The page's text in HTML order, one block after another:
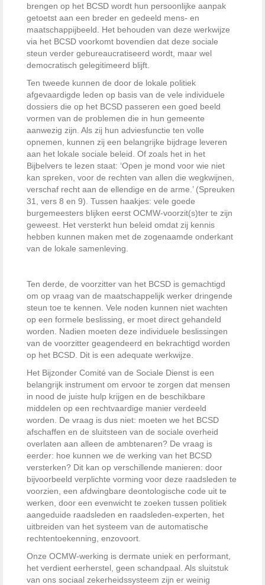
brengen op het BCSD wordt hun persoonlijke aanpak
getoetst aan een breder en gedeeld mens- en
maatschappijbeeld. Het behouden van deze werkwijze
via het BCSD voorkomt bovendien dat deze sociale
steun verder gebureaucratiseerd wordt, maar wel
democratisch gelegitimeerd blijft.
Ten tweede kunnen de door de lokale politiek
afgevaardigde leden op basis van de vele individuele
dossiers die op het BCSD passeren een goed beeld
vormen van de problemen die in hun gemeente
aanwezig zijn. Als zij hun adviesfunctie ten volle
opnemen, kunnen zij een belangrijke bijdrage leveren
aan het lokale sociale beleid. Of zoals het in het
Bijbelvers te lezen staat: ‘Open je mond voor wie niet
kan spreken, voor de rechten van allen die wegkwijnen,
verschaf recht aan de ellendige en de arme.’ (Spreuken
31, vers 8 en 9). Tussen haakjes: vele goede
burgemeesters blijken eerst OCMW-voorzit(s)ter te zijn
geweest. Het versterkt hun beleid omdat zij kennis
hebben kunnen maken met de zogenaamde onderkant
van de lokale samenleving.
Ten derde, de voorzitter van het BCSD is gemachtigd
om op vraag van de maatschappelijk werker dringende
steun toe te kennen. Vele noden kunnen niet wachten
op een formele beslissing, er moet direct gehandeld
worden. Nadien moeten deze individuele beslissingen
van de voorzitter geagendeerd en bekrachtigd worden
op het BCSD. Dit is een adequate werkwijze.
Het Bijzonder Comité van de Sociale Dienst is een
belangrijk instrument om ervoor te zorgen dat mensen
in nood de juiste hulp krijgen en de beschikbare
middelen op een rechtvaardige manier verdeeld
worden. De vraag is dus niet: moeten we het BCSD
afschaffen en de sluitsteen van de sociale overheid
overlaten aan alleen de ambtenaren? De vraag is
eerder: hoe kunnen we de werking van het BCSD
versterken? Dit kan op verschillende manieren: door
bijvoorbeeld verplichte vorming voor deze raadsleden te
voorzien, een afdwingbare deontologische code uit te
werken, door een evenwicht te zoeken tussen politiek
aangeduide raadsleden en raadsleden-experten, het
uitbreiden van het systeem van de automatische
rechtentoekenning, enzovoort.
Onze OCMW-werking is dermate uniek en performant,
het verdient eerherstel, geen schandpaal. Als sluitstuk
van ons sociaal zekerheidssysteem zijn er weinig